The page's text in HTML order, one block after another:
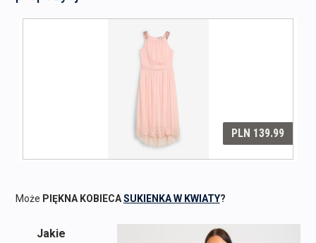
Może PIĘKNA KOBIECASUKIENKA W KWIATY?
Jakie